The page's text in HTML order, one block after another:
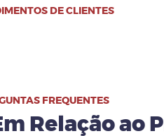
DE CLIENTES
FREQUENTES
Relação ao